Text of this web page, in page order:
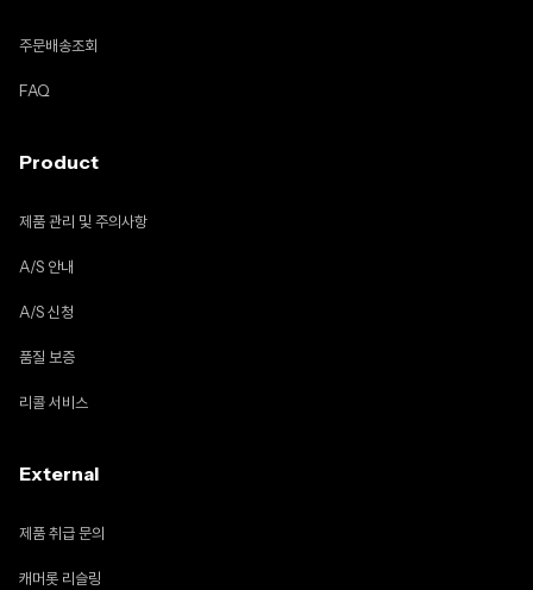
주문배송조회
FAQ
Product
제품 관리 및 주의사항
A/S 안내
A/S 신청
품질 보증
리콜 서비스
External
제품 취급 문의
캐머롯 리슬링